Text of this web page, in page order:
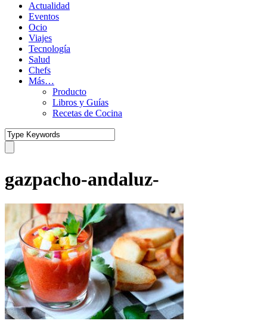
Actualidad
Eventos
Ocio
Viajes
Tecnología
Salud
Chefs
Más…
Producto
Libros y Guías
Recetas de Cocina
gazpacho-andaluz-